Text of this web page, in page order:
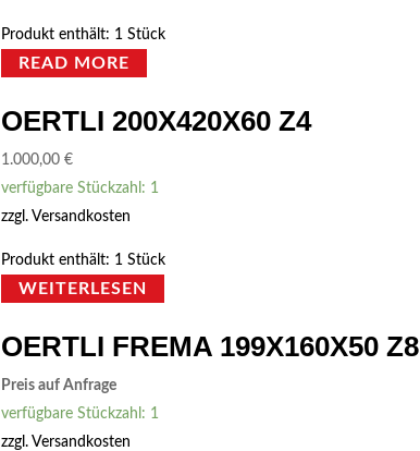
Produkt enthält: 1Stück
READ MORE
OERTLI 200X420X60 Z4
1.000,00€
verfügbare Stückzahl: 1
zzgl.Versandkosten
Produkt enthält: 1Stück
WEITERLESEN
OERTLI FREMA 199X160X50 Z8
Preis auf Anfrage
verfügbare Stückzahl: 1
zzgl.Versandkosten